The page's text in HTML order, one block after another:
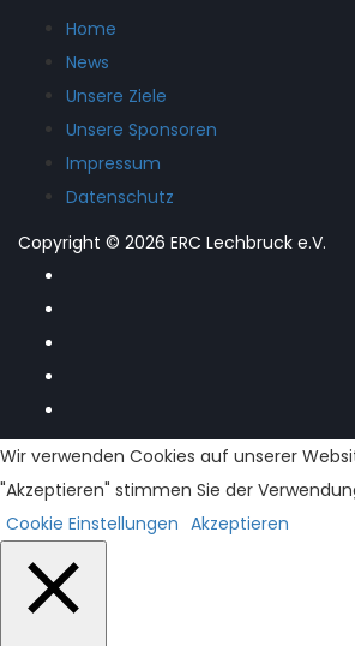
Home
News
Unsere Ziele
Unsere Sponsoren
Impressum
Datenschutz
Copyright © 2026 ERC Lechbruck e.V.
Wir verwenden Cookies auf unserer
"Akzeptieren" stimmen Sie der
Cookie Einstellungen Akzeptieren